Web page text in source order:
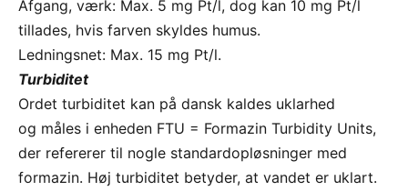
Afgang, værk: Max. 5 mg Pt/l, dog kan 10 mg Pt/l
tillades, hvis farven skyldes humus.
Ledningsnet: Max. 15 mg Pt/l.
Turbiditet
Ordet turbiditet kan på dansk kaldes uklarhed
og måles i enheden FTU = Formazin Turbidity Units,
der refererer til nogle standardopløsninger med
formazin. Høj turbiditet betyder, at vandet er uklart.